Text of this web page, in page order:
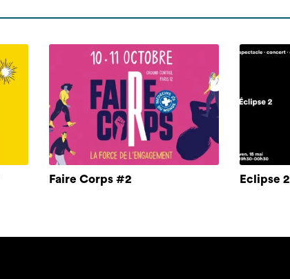
Faire Corps #2 Eclipse 2